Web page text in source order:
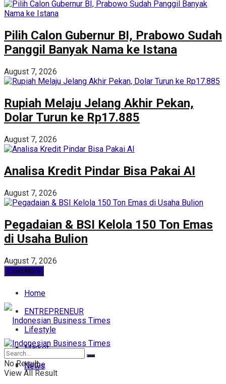
Pilih Calon Gubernur BI, Prabowo Sudah
Panggil Banyak Nama ke Istana
August 7, 2026
Rupiah Melaju Jelang Akhir Pekan,
Dolar Turun ke Rp17.885
August 7, 2026
Analisa Kredit Pindar Bisa Pakai AI
August 7, 2026
Pegadaian & BSI Kelola 150 Ton Emas
di Usaha Bulion
August 7, 2026
Load More
Home
ENTREPRENEUR
Lifestyle
Market
News
Home
No Result
View All Result